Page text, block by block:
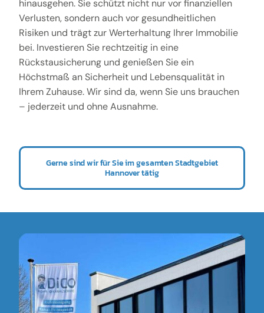
hinausgehen. Sie schützt nicht nur vor finanziellen
Verlusten, sondern auch vor gesundheitlichen
Risiken und trägt zur Werterhaltung Ihrer Immobilie
bei. Investieren Sie rechtzeitig in eine
Rückstausicherung und genießen Sie ein
Höchstmaß an Sicherheit und Lebensqualität in
Ihrem Zuhause. Wir sind da, wenn Sie uns brauchen
– jederzeit und ohne Ausnahme.
Gerne sind wir für Sie im gesamten Stadtgebiet
Hannover tätig